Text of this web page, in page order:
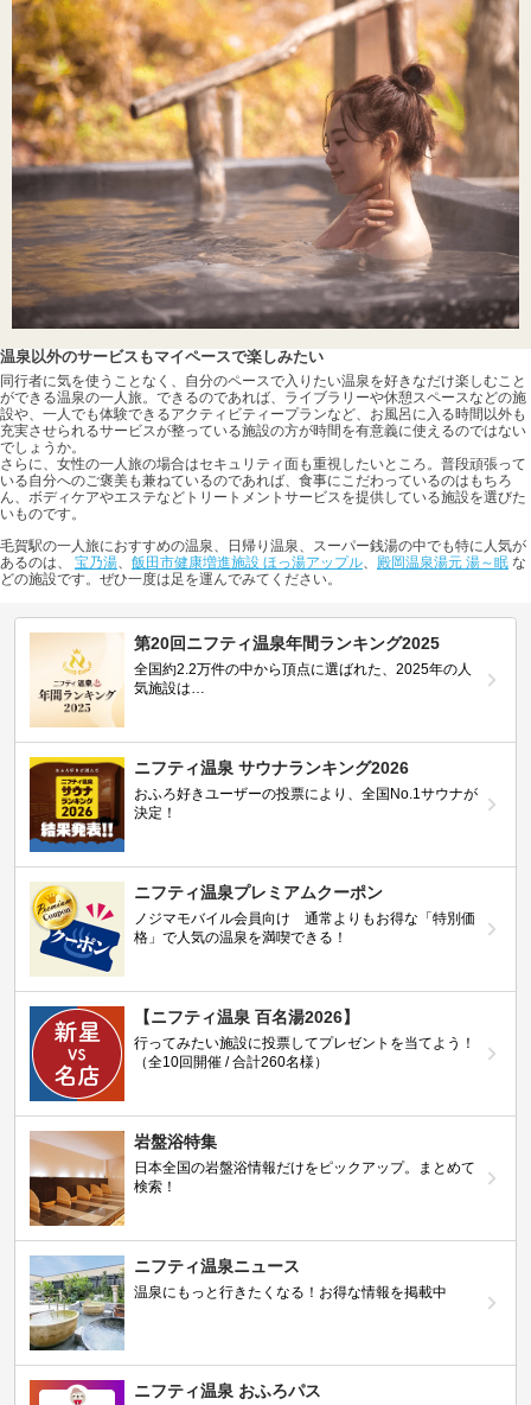
温泉以外のサービスもマイペースで楽しみたい
同行者に気を使うことなく、自分のペースで入りたい温泉を好きなだけ楽しむこと
ができる温泉の一人旅。できるのであれば、ライブラリーや休憩スペースなどの施
設や、一人でも体験できるアクティビティープランなど、お風呂に入る時間以外も
充実させられるサービスが整っている施設の方が時間を有意義に使えるのではない
でしょうか。
さらに、女性の一人旅の場合はセキュリティ面も重視したいところ。普段頑張って
いる自分へのご褒美も兼ねているのであれば、食事にこだわっているのはもちろ
ん、ボディケアやエステなどトリートメントサービスを提供している施設を選びた
いものです。
毛賀駅の一人旅におすすめの温泉、日帰り温泉、スーパー銭湯の中でも特に人気が
あるのは、 宝乃湯、 飯田市健康増進施設 ほっ湯アップル、 殿岡温泉湯元 湯～眠 な
どの施設です。ぜひ一度は足を運んでみてください。
第20回ニフティ温泉年間ランキング2025
全国約2.2万件の中から頂点に選ばれた、2025年の人
気施設は…
ニフティ温泉 サウナランキング2026
おふろ好きユーザーの投票により、全国No.1サウナが
決定！
ニフティ温泉プレミアムクーポン
ノジマモバイル会員向け 通常よりもお得な「特別価
格」で人気の温泉を満喫できる！
【ニフティ温泉 百名湯2026】
行ってみたい施設に投票してプレゼントを当てよう！
（全10回開催 / 合計260名様）
岩盤浴特集
日本全国の岩盤浴情報だけをピックアップ。まとめて
検索！
ニフティ温泉ニュース
温泉にもっと行きたくなる！お得な情報を掲載中
ニフティ温泉 おふろパス